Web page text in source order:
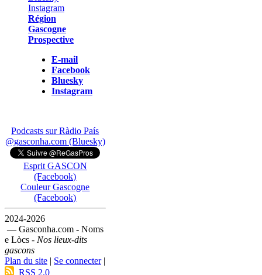
Région
Gascogne
Prospective
E-mail
Facebook
Bluesky
Instagram
Podcasts sur Ràdio País
@gasconha.com (Bluesky)
Esprit GASCON
(Facebook)
Couleur Gascogne
(Facebook)
2024-2026
— Gasconha.com - Noms
e Lòcs - Nos lieux-dits
gascons
Plan du site | Se connecter|
RSS 2.0